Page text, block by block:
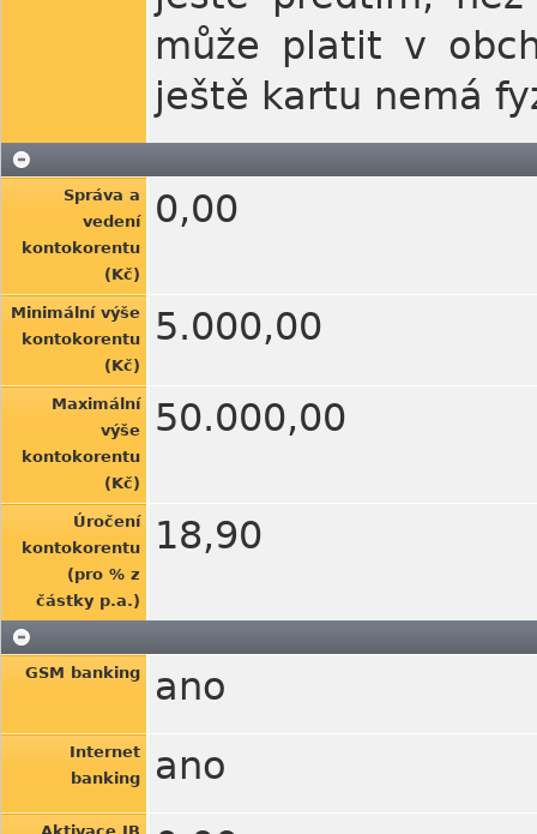
může platit v
ještě kartu nemá
Správa a
vedení
kontokorentu
(Kč)
0,00
Minimální výše
kontokorentu
(Kč)
5.000,00
Maximální
výše
kontokorentu
(Kč)
50.000,00
Úročení
kontokorentu
(pro % z
částky p.a.)
18,90
GSM banking ano
Internet
banking
ano